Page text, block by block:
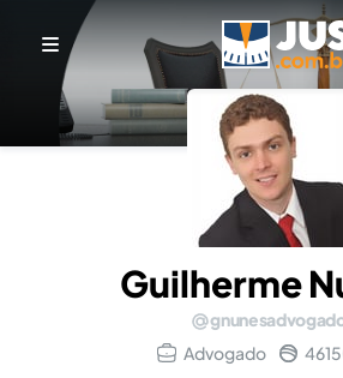
Guilherme
Advogado